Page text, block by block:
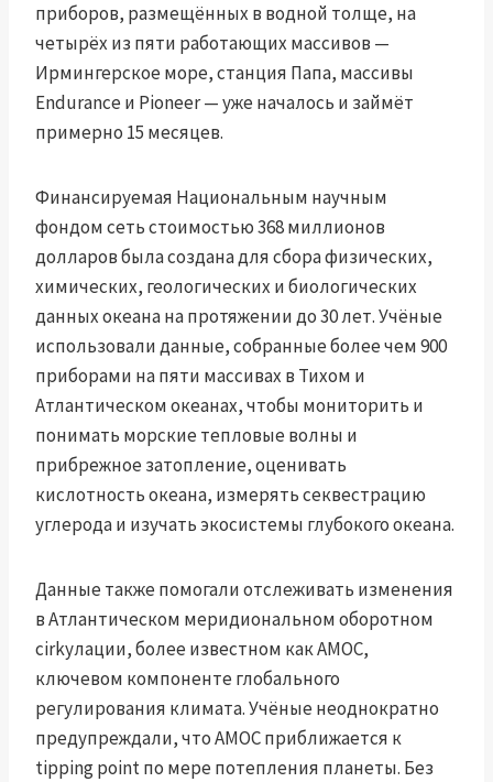
приборов, размещённых в водной толще, на
четырёх из пяти работающих массивов —
Ирмингерское море, станция Папа, массивы
Endurance и Pioneer — уже началось и займёт
примерно 15 месяцев.
Финансируемая Национальным научным
фондом сеть стоимостью 368 миллионов
долларов была создана для сбора физических,
химических, геологических и биологических
данных океана на протяжении до 30 лет. Учёные
использовали данные, собранные более чем 900
приборами на пяти массивах в Тихом и
Атлантическом океанах, чтобы мониторить и
понимать морские тепловые волны и
прибрежное затопление, оценивать
кислотность океана, измерять секвестрацию
углерода и изучать экосистемы глубокого океана.
Данные также помогали отслеживать изменения
в Атлантическом меридиональном оборотном
cirkулaции, более известном как AMOC,
ключевом компоненте глобального
регулирования климата. Учёные неоднократно
предупреждали, что AMOC приближается к
tipping point по мере потепления планеты. Без